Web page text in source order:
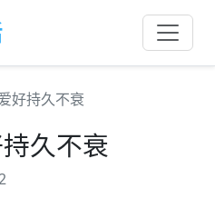
好持久不衰
久不衰